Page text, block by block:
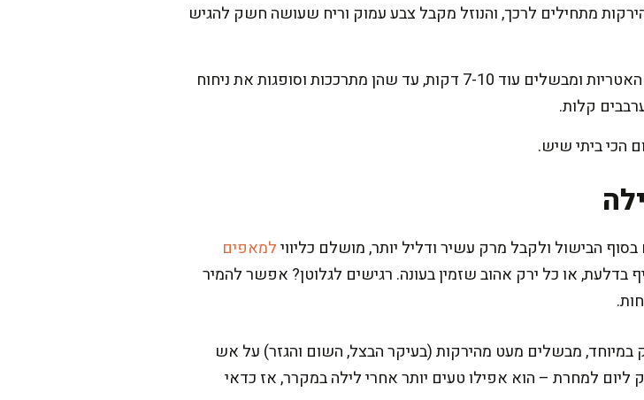
ונותנים למרק להתבשל כ-45 דקות. הירקות מתחילים לרכך, והנוזל מקבל צבע עמוק וריח שעושה חשק להגיש
בודקים טעמים, מתקנים תיבול אם צריך. מוסיפים את האטריות ומבשלים עוד 7-10 דקות, עד שהן מתרככות וסופגות את ניחוח
קלות.
הכי ביתי שיש.
הבישול ולקבל מרק עשיר ודליל יותר, מושלם כליווילמאפים
או כל ירק אהוב שזמין בעונה. רגישים לגלוטן? אפשר להמיר
מבשלים מעט מהירקות (בעיקר הבצל, השום והגזר) על אש
למחרת – הוא אפילו טעים יותר אחרי לילה במקרר, אז כדאי